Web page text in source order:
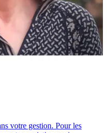
votre gestion. Pour les